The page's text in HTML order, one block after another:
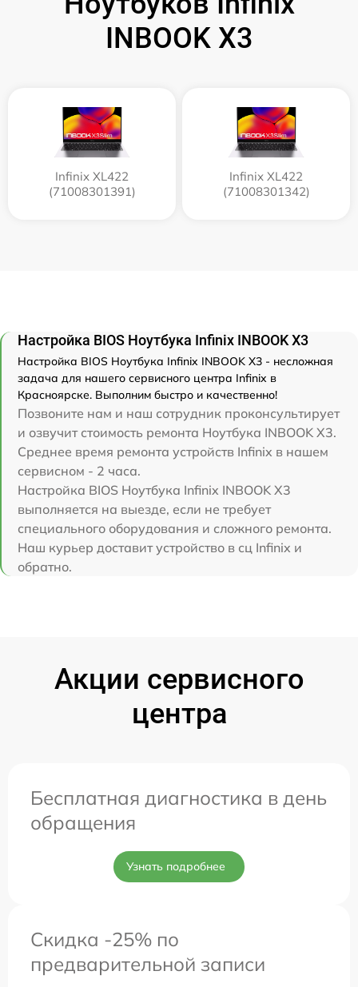
INBOOK X3
Infinix XL422
(71008301391)
Infinix XL422
(71008301342)
Настройка BIOS Ноутбука Infinix INBOOK X3
Настройка BIOS Ноутбука Infinix INBOOK X3 - несложная
задача для нашего сервисного центра Infinix в
Красноярске. Выполним быстро и качественно!
Позвоните нам и наш сотрудник проконсультирует
и озвучит стоимость ремонта Ноутбука INBOOK X3.
Среднее время ремонта устройств Infinix в нашем
сервисном - 2 часа.
Настройка BIOS Ноутбука Infinix INBOOK X3
выполняется на выезде, если не требует
специального оборудования и сложного ремонта.
Наш курьер доставит устройство в сц Infinix и
обратно.
Акции сервисного
центра
Бесплатная диагностика в день
обращения
Узнать подробнее
Скидка -25% по
предварительной записи